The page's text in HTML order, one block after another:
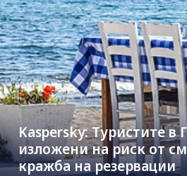
Kaspersky: Туристите в
изложени на риск от
кражба на резервации